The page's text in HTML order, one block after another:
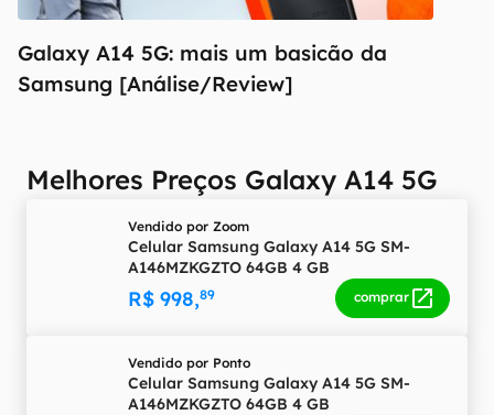
Galaxy A14 5G: mais um basicão da
Samsung [Análise/Review]
Melhores Preços Galaxy A14 5G
Vendido por Zoom
Celular Samsung Galaxy A14 5G SM-
A146MZKGZTO 64GB 4 GB
R$ 998,89 comprar
Vendido por Ponto
Celular Samsung Galaxy A14 5G SM-
A146MZKGZTO 64GB 4 GB